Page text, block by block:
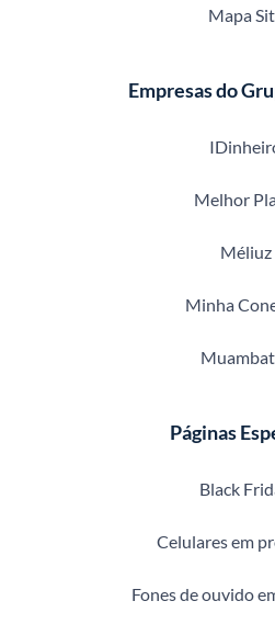
Mapa
Empresas do
Melhor
Méliuz
Minha
Páginas
Black
Celulares em
Fones de ouvido